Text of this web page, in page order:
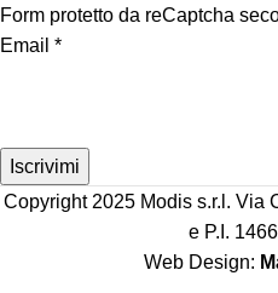
Form protetto da reCaptcha
Email *
Iscrivimi
Copyright 2025 Modis s.r.l. Via
e P.I.
Web Design: